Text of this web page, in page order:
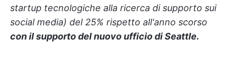
startup tecnologiche alla ricerca di supporto sui
social media) del 25% rispetto all'anno scorso
con il supporto del nuovo ufficio di Seattle.